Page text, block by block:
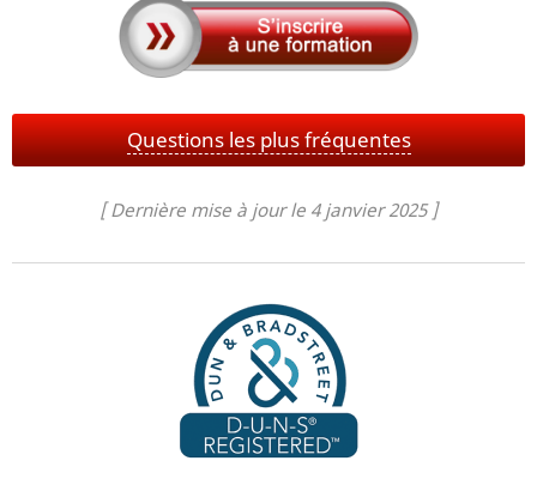
Questions les plus fréquentes
[ Dernière mise à jour le 4 janvier 2025 ]